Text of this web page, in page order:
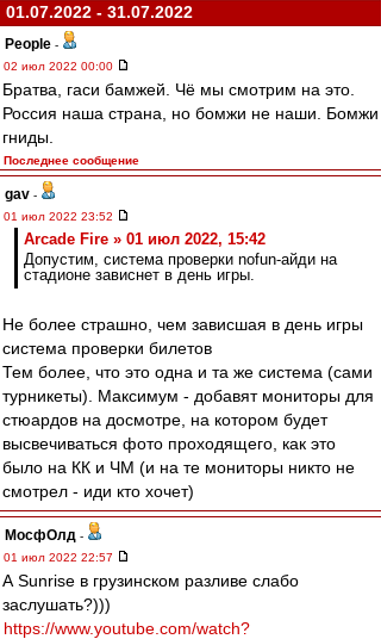
01.07.2022 - 31.07.2022
People -
02 июл 2022 00:00
Братва, гаси бамжей. Чё мы смотрим на это.
Россия наша страна, но бомжи не наши. Бомжи
гниды.
Последнее сообщение
gav -
01 июл 2022 23:52
Arcade Fire » 01 июл 2022, 15:42
Допустим, система проверки nofun-айди на
стадионе зависнет в день игры.
Не более страшно, чем зависшая в день игры
система проверки билетов
Тем более, что это одна и та же система (сами
турникеты). Максимум - добавят мониторы для
стюардов на досмотре, на котором будет
высвечиваться фото проходящего, как это
было на КК и ЧМ (и на те мониторы никто не
смотрел - иди кто хочет)
МосфОлд -
01 июл 2022 22:57
А Sunrise в грузинском разливе слабо
заслушать?)))
https://www.youtube.com/watch?